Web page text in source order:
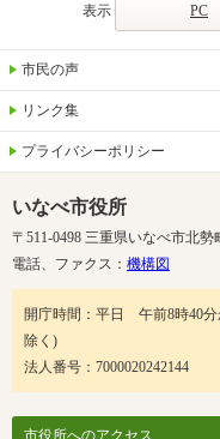
表示 PC
市民の声
リンク集
プライバシーポリシー
いなべ市役所
〒511-0498 三重県いなべ市北勢
電話、ファクス： 機構図
開庁時間：平日 午前8時40分
除く)
法人番号：7000020242144